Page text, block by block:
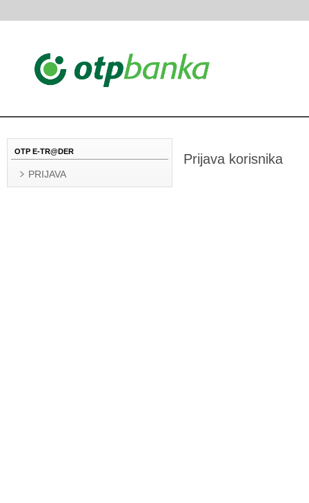
OTP E-TR@DER
PRIJAVA
Prijava korisnika